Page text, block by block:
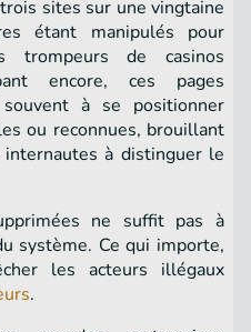
sites sur une vingtaine
étant manipulés pour
trompeurs de casinos
encore, ces pages
à se positionner
ou reconnues, brouillant
à distinguer le
ne suffit pas à
système. Ce qui importe,
les acteurs illégaux
.